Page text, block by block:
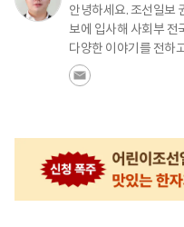
안녕하세요. 조선일보
보에 입사해 사회부 전
다양한 이야기를 전하